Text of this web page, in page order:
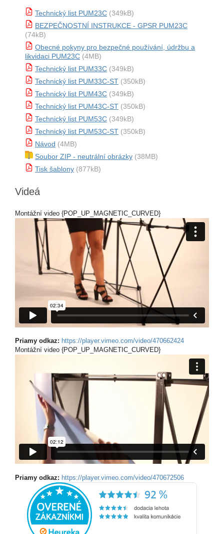
Technický list PUM23C (349kB)
BEZPEČNOSTNÍ INSTRUKCE - GPSR PUM23C
(74kB)
Obecné pokyny pro bezpečné používání, údržbu a
likvidaci PUM23C (4MB)
Technický list PUM33C (349kB)
Technický list PUM33C-ST (350kB)
Technický list PUM43C (349kB)
Technický list PUM43C-ST (350kB)
Technický list PUM53C (349kB)
Technický list PUM53C-ST (350kB)
Návod (4MB)
Soubor ZIP - neutrální obrázky (38MB)
Tisk šablony (877kB)
Videá
Montážní video {POP_UP_MAGNETIC_CURVED}
Priamy odkaz: https://player.vimeo.com/video/470662424
Montážní video {POP_UP_MAGNETIC_CURVED}
Priamy odkaz: https://player.vimeo.com/video/470672506